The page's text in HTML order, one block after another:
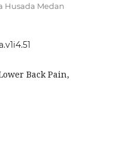
Husada Medan
Back Pain,